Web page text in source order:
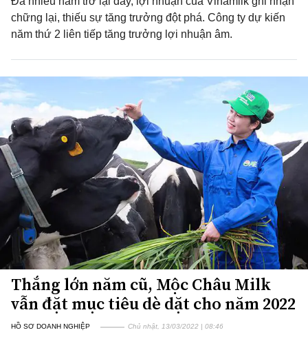
chững lại, thiếu sự tăng trưởng đột phá. Công ty dự kiến
năm thứ 2 liên tiếp tăng trưởng lợi nhuận âm.
Thắng lớn năm cũ, Mộc Châu Milk
vẫn đặt mục tiêu dè dặt cho năm 2022
HỒ SƠ DOANH NGHIỆP Chủ nhật, 13/03/2022 | 08:46